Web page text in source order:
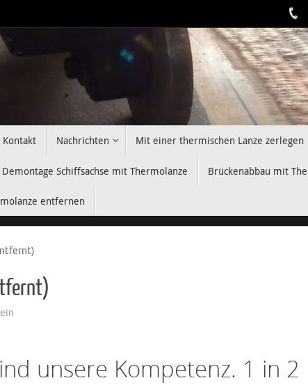
Kontakt Nachrichten Mit einer thermischen Lanze zerlegen
Demontage Schiffsachse mit Thermolanze Brückenabbau mit
entfernen
unsere Kompetenz. 1 in 2